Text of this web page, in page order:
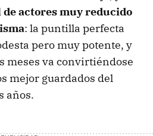
actores muy reducido
: la puntilla perfecta
pero muy potente, y
meses va convirtiéndose
mejor guardados del
años.